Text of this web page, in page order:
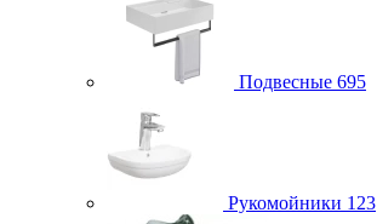
Подвесные 695
Рукомойники 123